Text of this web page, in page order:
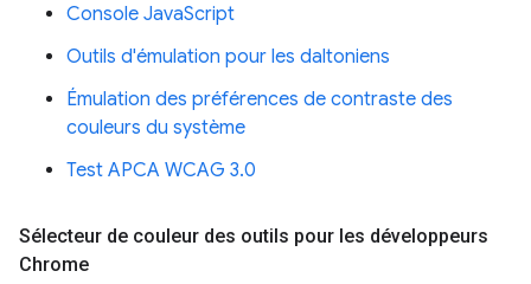
Console JavaScript
Outils d'émulation pour les daltoniens
Émulation des préférences de contraste des
couleurs du système
Test APCA WCAG 3.0
Sélecteur de couleur des outils pour les développeurs
Chrome